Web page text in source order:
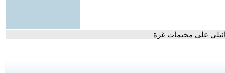
على مخيمات غزة